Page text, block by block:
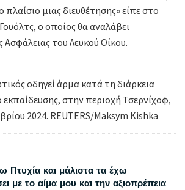
πλαίσιο μιας διευθέτησης» είπε στο
ο οποίος θα αναλάβει
Ασφάλειας του Λευκού Οίκου.
οδηγεί άρμα κατά τη διάρκεια
στην περιοχή Τσερνίχοφ,
2024. REUTERS/Maksym Kishka
Πτυχία και μάλιστα τα έχω
με το αίμα μου και την αξιοπρέπεια